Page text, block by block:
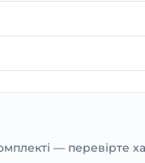
— перевірте